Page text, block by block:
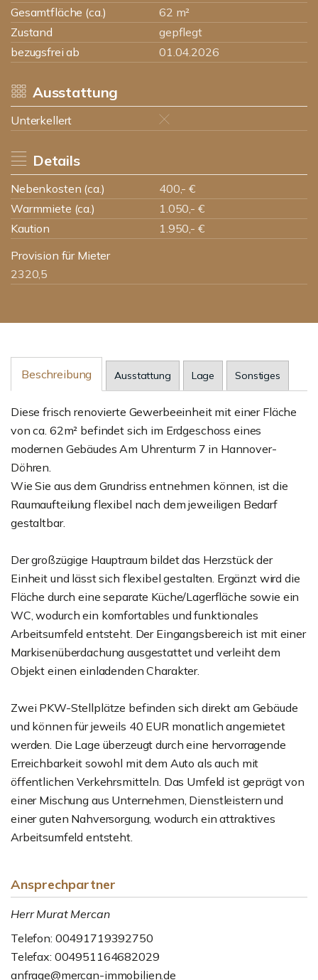
Gesamtfläche (ca.)
62 m²
Zustand
gepflegt
bezugsfrei ab
01.04.2026
Ausstattung
Unterkellert
Details
Nebenkosten (ca.)
400,- €
Warmmiete (ca.)
1.050,- €
Kaution
1.950,- €
Provision für Mieter
2320,5
Beschreibung Ausstattung Lage Sonstiges
Diese frisch renovierte Gewerbeeinheit mit einer Fläche
von ca. 62m² befindet sich im Erdgeschoss eines
modernen Gebäudes Am Uhrenturm 7 in Hannover-
Döhren.
Wie Sie aus dem Grundriss entnehmen können, ist die
Raumaufteilung flexibel nach dem jeweiligen Bedarf
gestaltbar.
Der großzügige Hauptraum bildet das Herzstück der
Einheit und lässt sich flexibel gestalten. Ergänzt wird die
Fläche durch eine separate Küche/Lagerfläche sowie ein
WC, wodurch ein komfortables und funktionales
Arbeitsumfeld entsteht. Der Eingangsbereich ist mit einer
Markisenüberdachung ausgestattet und verleiht dem
Objekt einen einladenden Charakter.
Zwei PKW-Stellplätze befinden sich direkt am Gebäude
und können für jeweils 40 EUR monatlich angemietet
werden. Die Lage überzeugt durch eine hervorragende
Erreichbarkeit sowohl mit dem Auto als auch mit
öffentlichen Verkehrsmitteln. Das Umfeld ist geprägt von
einer Mischung aus Unternehmen, Dienstleistern und
einer guten Nahversorgung, wodurch ein attraktives
Arbeitsumfeld entsteht.
Ansprechpartner
Herr Murat Mercan
Telefon: 00491719392750
Telefax: 004951164682029
anfrage@mercan-immobilien.de